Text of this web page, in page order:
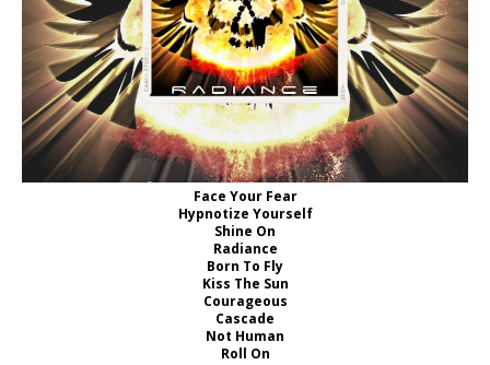
Face Your Fear
Hypnotize Yourself
Shine On
Radiance
Born To Fly
Kiss The Sun
Courageous
Cascade
Not Human
Roll On